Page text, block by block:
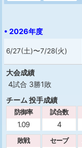
• 2026年度
6/27(土)〜7/28(火)
大会成績
4試合 3勝1敗
チーム 投手成績
防御率
1.09
試合数
4
敗戦 セーブ